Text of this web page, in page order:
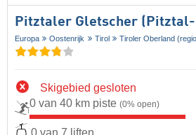
Pitztaler Gletscher
Europa Oostenrijk Tirol Tiroler Oberland
Skigebied gesloten
0 van 40 km piste (0% open)
0 van 7 liften